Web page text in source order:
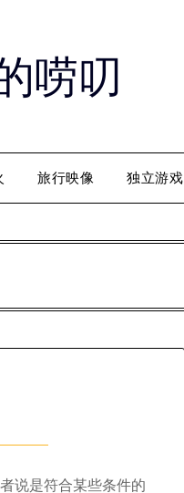
唠叨
旅行映像 独立游戏
说是符合某些条件的